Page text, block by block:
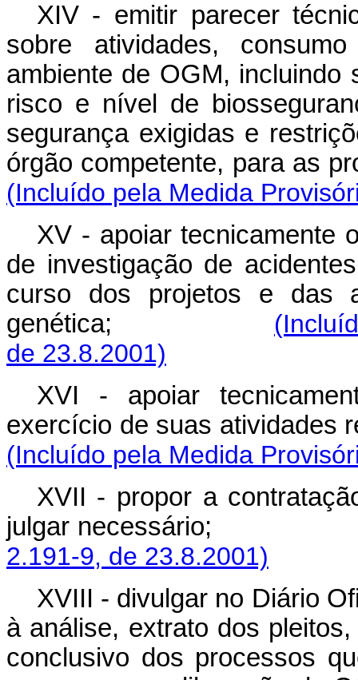
XIV - emitir parecer
sobre atividades,
ambiente de OGM, incluindo
risco e nível de
segurança exigidas e
órgão competente,
(Incluído pela Medida
XV - apoiar tecnicamente
de investigação de
curso dos projetos e das
genética;
de 23.8.2001)
XVI - apoiar
exercício de suas
(Incluído pela Medida
XVII - propor a
julgar necessário;
2.191-9, de 23.8.2001)
XVIII - divulgar no Diário
à análise, extrato dos
conclusivo dos processos